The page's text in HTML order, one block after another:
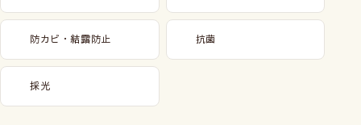
防カビ・結露防止 抗菌
採光